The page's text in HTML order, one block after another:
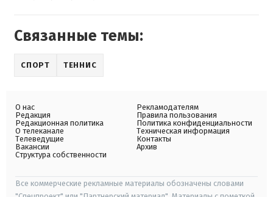
Связанные темы:
СПОРТ ТЕННИС
О нас
Редакция
Редакционная политика
О телеканале
Телеведущие
Вакансии
Структура собственности
Рекламодателям
Правила пользования
Политика конфиденциальности
Техническая информация
Контакты
Архив
Все коммерческие рекламные материалы обозначены словами